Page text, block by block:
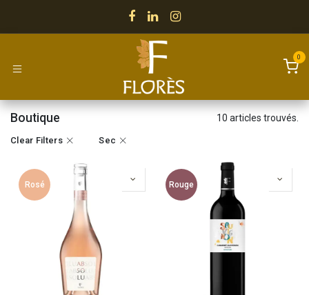
0
Boutique 10 articles trouvés.
Clear Filters Sec
Rosé Rouge